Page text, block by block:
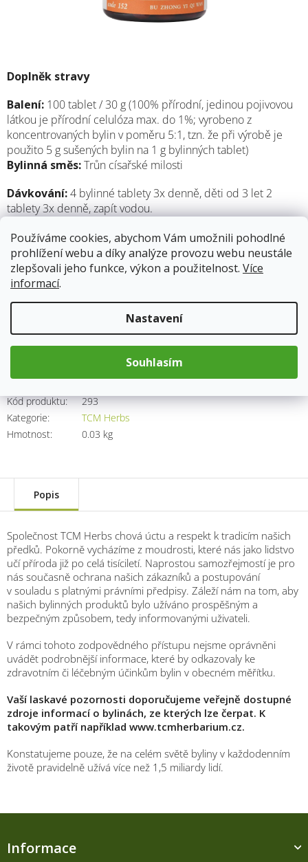
Používáme cookies, abychom Vám umožnili pohodlné
prohlížení webu a díky analýze provozu webu neustále
zlepšovali jeho funkce, výkon a použitelnost. Více
informací.
Nastavení
Souhlasím
Skladem 13.8.2026
Doplněk stravy
Balení: 100 tablet / 30 g (100% přírodní, jedinou pojivovou
látkou je přírodní celulóza max. do 1%; vyrobeno z
koncentrovaných bylin v poměru 5:1, tzn. že při výrobě je
použito 5 g sušených bylin na 1 g bylinných tablet)
Bylinná směs:Trůn císařské milosti
Dávkování:4 bylinné tablety 3x denně, děti od 3 let 2
tablety 3x denně, zapít vodou.
Výrobce:Medichin, Belgie
Kód produktu:
293
Kategorie:
TCM Herbs
Hmotnost: 0.03 kg
400 Kč
Měrná
cena:
Popis
Společnost TCM Herbs chová úctu a respekt k tradicím našich
předků. Pokorně vycházíme z moudrosti, které nás jako lidstvo
učí příroda již po celá tisíciletí. Naprostou samozřejmostí je pro
nás současně ochrana našich zákazníků a postupování
v souladu s platnými právními předpisy. Záleží nám na tom, aby
našich bylinných produktů bylo užíváno prospěšným a
bezpečným způsobem, tedy informovanými uživateli.
V rámci tohoto zodpovědného přístupu nejsme oprávněni
uvádět podrobnější informace, které by odkazovaly ke
zdravotním či léčebným účinkům bylin v obecném měřítku.
Vaší laskavé pozornosti doporučujeme veřejně dostupné
zdroje informací o bylinách, ze kterých lze čerpat. K
takovým patří například www.tcmherbarium.cz.
Konstatujeme pouze, že na celém světě byliny v každodenním
životě pravidelně užívá více než 1,5 miliardy lidí.
Informace